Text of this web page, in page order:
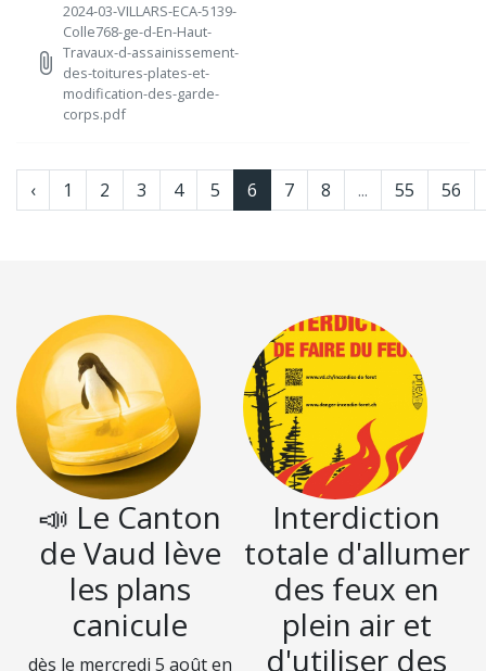
attach_file
2024-03-VILLARS-ECA-5139-
Colle768-ge-d-En-Haut-
Travaux-d-assainissement-
des-toitures-plates-et-
modification-des-garde-
corps.pdf
‹ 1 2 3 4 5 6 7 8 ... 55 56
📣 Le Canton
de Vaud lève
les plans
canicule
dès le mercredi 5 août en
Interdiction
totale d'allumer
des feux en
plein air et
d'utiliser des